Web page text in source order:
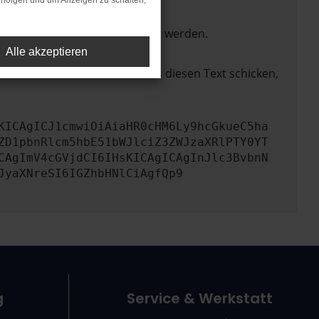
nicht mehr unterstützt werden.
zu beheben. Du kannst uns diesen Text schicken,
Service & Werkstatt
Alle akzeptieren